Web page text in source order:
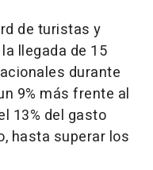
de turistas y
llegada de 15
durante
9% más frente al
13% del gasto
hasta superar los